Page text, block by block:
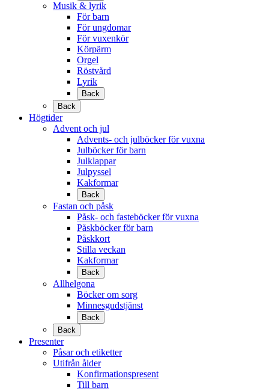
Musik & lyrik
För barn
För ungdomar
För vuxenkör
Körpärm
Orgel
Röstvård
Lyrik
Back
Back
Högtider
Advent och jul
Advents- och julböcker för vuxna
Julböcker för barn
Julklappar
Julpyssel
Kakformar
Back
Fastan och påsk
Påsk- och fasteböcker för vuxna
Påskböcker för barn
Påskkort
Stilla veckan
Kakformar
Back
Allhelgona
Böcker om sorg
Minnesgudstjänst
Back
Back
Presenter
Påsar och etiketter
Utifrån ålder
Konfirmationspresent
Till barn